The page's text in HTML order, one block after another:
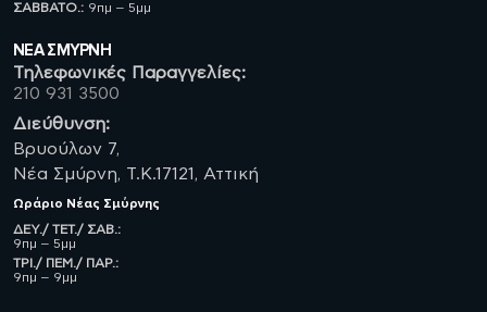
ΣΑΒBATO.: 9πμ – 5μμ
ΝΈΑ ΣΜΥΡΝΗ
Τηλεφωνικές Παραγγελίες:
210 931 3500
Διεύθυνση:
Βρυούλων 7,
Νέα Σμύρνη, Τ.Κ.17121, Αττική
Ωράριο Νέας Σμύρνης
ΔΕΥ./ ΤΕΤ./ ΣΑΒ.:
9πμ – 5μμ
ΤΡΙ./ ΠΕΜ./ ΠΑΡ.:
9πμ – 9μμ